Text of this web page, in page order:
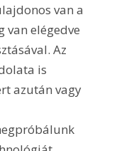
van a
elégedve
Az
is
azután vagy